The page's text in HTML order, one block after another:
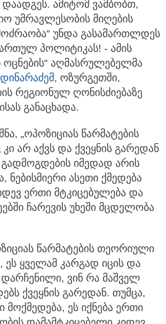
დაადგეს. ამიტომ ვამბობთ,
უმრავლესობის მიღების
უნდა გასამართლდეს
პოლიტიკას! - ამის
ოცნების“ აღმასრულებელმა
, ოზურგეთში,
რეგიონულ ღონისძიებაზე
განაცხადა.
„ოპოზიციას წარმატების
არ აქვს და ქვეყნის გარედან
იმედად არის
ნებისმიერი ასეთი ქმედება
ერთი მტკიცებულება და
ჩარევის უხეში მცდელობა
წარმატების თეორიული
ეს ყველამ კარგად იცის და
დარჩენილი, ვინ რა მაშველ
ქვეყნის გარედან. თუმცა,
მოქმედება, ეს იქნება ერთი